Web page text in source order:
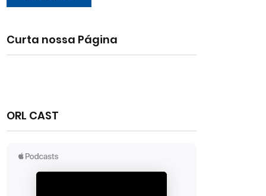
Curta nossa Página
ORL CAST